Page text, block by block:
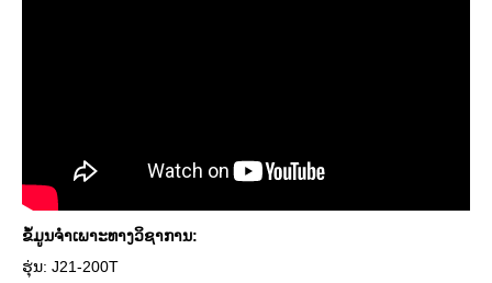
ຂໍ້ມູນຈໍາເພາະທາງວິຊາການ:
ຮຸ່ນ: J21-200T